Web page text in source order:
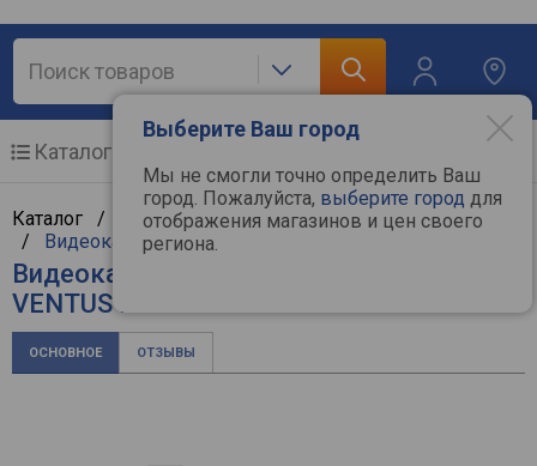
Выберите Ваш город
Мы не смогли точно определить Ваш
город. Пожалуйста, выберите город для
отображения магазинов и цен своего
региона.
Каталог
Каталог / Компьютерная техника/ Комплектующие
/ Видеокарты/MSI
Видеокарта MSI GeForce RTX 4060
VENTUS 2X BLACK 8G OC
ОСНОВНОЕ ОТЗЫВЫ